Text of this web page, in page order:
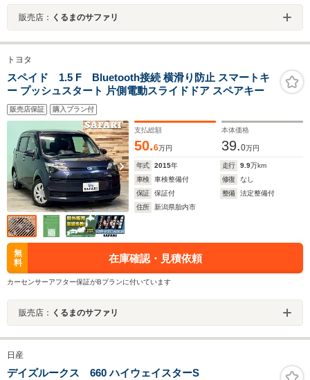
販売店： くるまのサファリ
トヨタ
スペイド 1.5 F Bluetooth接続 横滑り防止 スマートキ
ー プッシュスタート 片側電動スライドドア スペアキー
販売店保証 購入プラン付
支払総額
50.6万円
本体価格
39.0万円
年式 2015年 走行 9.9万km
車検
車検整備付 修復
なし
保証
保証付 整備
法定整備付
住所
新潟県胎内市
無
料
在庫確認・見積依頼
カーセンサーアフター保証がBプランに付いています
販売店： くるまのサファリ
日産
デイズルークス 660 ハイウェイスターS